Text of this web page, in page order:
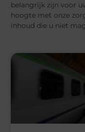
belangrijk zijn voor
hoogte met onze
inhoud die u niet